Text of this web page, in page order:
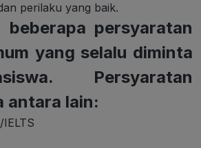
perilaku yang baik.
beberapa persyaratan
yang selalu diminta
Persyaratan
antara lain: